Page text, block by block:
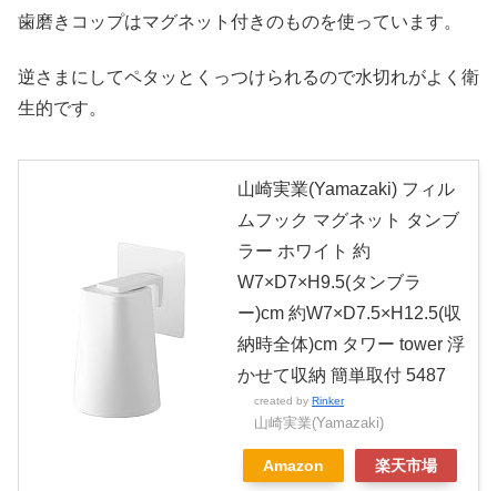
歯磨きコップはマグネット付きのものを使っています。
逆さまにしてペタッとくっつけられるので水切れがよく衛
生的です。
山崎実業(Yamazaki) フィル
ムフック マグネット タンブ
ラー ホワイト 約
W7×D7×H9.5(タンブラ
ー)cm 約W7×D7.5×H12.5(収
納時全体)cm タワー tower 浮
かせて収納 簡単取付 5487
created by Rinker
山崎実業(Yamazaki)
Amazon 楽天市場